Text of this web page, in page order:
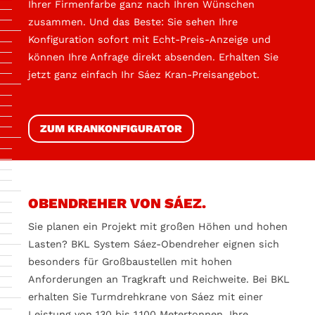
Ihrer Firmenfarbe ganz nach Ihren Wünschen
zusammen. Und das Beste: Sie sehen Ihre
Konfiguration sofort mit Echt-Preis-Anzeige und
können Ihre Anfrage direkt absenden. Erhalten Sie
jetzt ganz einfach Ihr Sáez Kran-Preisangebot.
ZUM KRANKONFIGURATOR
OBENDREHER VON SÁEZ.
Sie planen ein Projekt mit großen Höhen und hohen
Lasten? BKL System Sáez-Obendreher eignen sich
besonders für Großbaustellen mit hohen
Anforderungen an Tragkraft und Reichweite. Bei BKL
erhalten Sie Turmdrehkrane von Sáez mit einer